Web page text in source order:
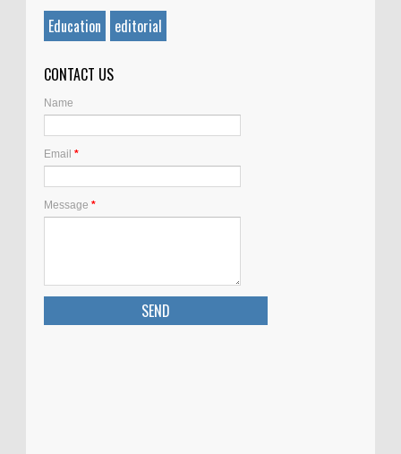
Education
editorial
CONTACT US
Name
Email *
Message *